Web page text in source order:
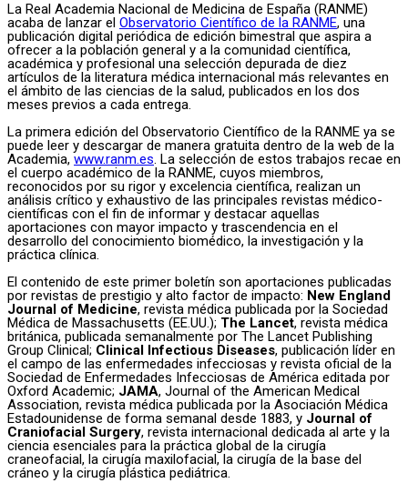
La Real Academia Nacional de Medicina de España (RANME)
acaba de lanzar el Observatorio Científico de la RANME, una
publicación digital periódica de edición bimestral que aspira a
ofrecer a la población general y a la comunidad científica,
académica y profesional una selección depurada de diez
artículos de la literatura médica internacional más relevantes en
el ámbito de las ciencias de la salud, publicados en los dos
meses previos a cada entrega.
La primera edición del Observatorio Científico de la RANME ya se
puede leer y descargar de manera gratuita dentro de la web de la
Academia, www.ranm.es. La selección de estos trabajos recae en
el cuerpo académico de la RANME, cuyos miembros,
reconocidos por su rigor y excelencia científica, realizan un
análisis crítico y exhaustivo de las principales revistas médico-
científicas con el fin de informar y destacar aquellas
aportaciones con mayor impacto y trascendencia en el
desarrollo del conocimiento biomédico, la investigación y la
práctica clínica.
El contenido de este primer boletín son aportaciones publicadas
por revistas de prestigio y alto factor de impacto: New England
Journal of Medicine, revista médica publicada por la Sociedad
Médica de Massachusetts (EE.UU.); The Lancet, revista médica
británica, publicada semanalmente por The Lancet Publishing
Group Clinical; Clinical Infectious Diseases, publicación líder en
el campo de las enfermedades infecciosas y revista oficial de la
Sociedad de Enfermedades Infecciosas de América editada por
Oxford Academic; JAMA, Journal of the American Medical
Association, revista médica publicada por la Asociación Médica
Estadounidense de forma semanal desde 1883, y Journal of
Craniofacial Surgery, revista internacional dedicada al arte y la
ciencia esenciales para la práctica global de la cirugía
craneofacial, la cirugía maxilofacial, la cirugía de la base del
cráneo y la cirugía plástica pediátrica.